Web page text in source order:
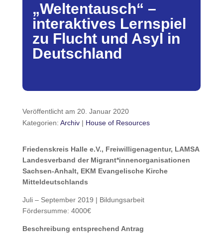
„Weltentausch“ –
interaktives Lernspiel
zu Flucht und Asyl in
Deutschland
Veröffentlicht am 20. Januar 2020
Kategorien: Archiv| House of Resources
Friedenskreis Halle e.V., Freiwilligenagentur, LAMSA
Landesverband der Migrant*innenorganisationen
Sachsen-Anhalt, EKM Evangelische Kirche
Mitteldeutschlands
Juli – September 2019 | Bildungsarbeit
Fördersumme: 4000€
Beschreibung entsprechend Antrag